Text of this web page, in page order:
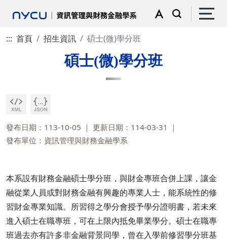
::: 首頁 招生資訊 碩士(微)學分班
碩士(微)學分班
發布日期：113-10-05
更新日期：114-03-31
發布單位：資訊管理與財務金融學系
本系設有財務金融碩士學分班，與財金專班合併上課，讓金
融從業人員或對財務金融有興趣的專業人士，能系統性的修
習財金專業知識。所習得之學分會授予學分證明書，若未來
進入碩士在職專班，可在上限內抵免畢業學分。碩士在職專
班過去亦有許多非金融背景同學，曾在入學前修習學分班基